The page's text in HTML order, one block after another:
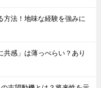
方法！地味な経験を強みに
共感」は薄っぺらい？あり